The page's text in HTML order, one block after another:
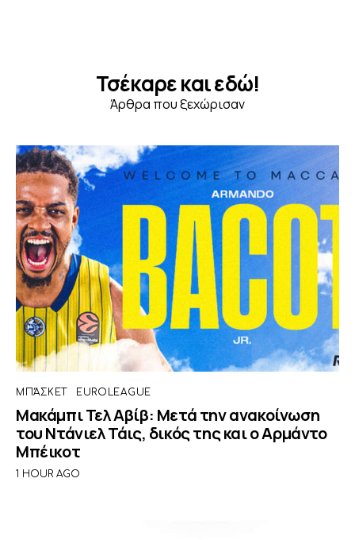
Τσέκαρε και εδώ!
Άρθρα που ξεχώρισαν
ΜΠΆΣΚΕΤ EUROLEAGUE
Μακάμπι Τελ Αβίβ: Μετά την ανακοίνωση
του Ντάνιελ Τάις, δικός της και ο Αρμάντο
Μπέικοτ
1 HOUR AGO